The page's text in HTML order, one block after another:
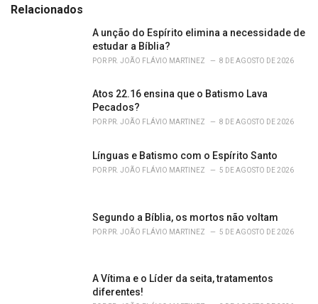
e
Relacionados
A unção do Espírito elimina a necessidade de
estudar a Bíblia?
POR PR. JOÃO FLÁVIO MARTINEZ 8 DE AGOSTO DE 2026
Atos 22.16 ensina que o Batismo Lava
Pecados?
POR PR. JOÃO FLÁVIO MARTINEZ 8 DE AGOSTO DE 2026
Línguas e Batismo com o Espírito Santo
POR PR. JOÃO FLÁVIO MARTINEZ 5 DE AGOSTO DE 2026
Segundo a Bíblia, os mortos não voltam
POR PR. JOÃO FLÁVIO MARTINEZ 5 DE AGOSTO DE 2026
A Vítima e o Líder da seita, tratamentos
diferentes!